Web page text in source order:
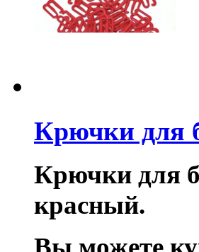
Крючки для
Крючки для
красный.